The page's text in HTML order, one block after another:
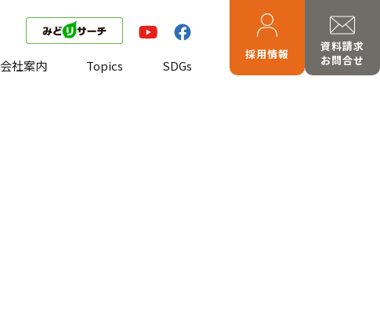
採用情報
資料請求
お問合せ
会社案内 Topics SDGs